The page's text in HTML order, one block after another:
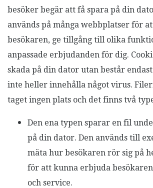
besöker begär att få spara på din
används på många webbplatser för
besökaren, ge tillgång till olika
anpassade erbjudanden för dig.
skada på din dator utan består
inte heller innehålla något virus.
taget ingen plats och det finns två
Den ena typen sparar en fil
på din dator. Den används till
mäta hur besökaren rör sig på
för att kunna erbjuda
och service.